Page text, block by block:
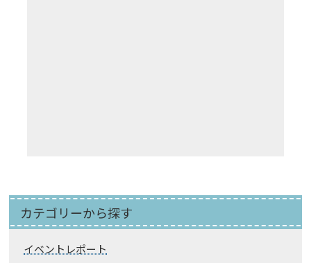
カテゴリーから探す
イベントレポート